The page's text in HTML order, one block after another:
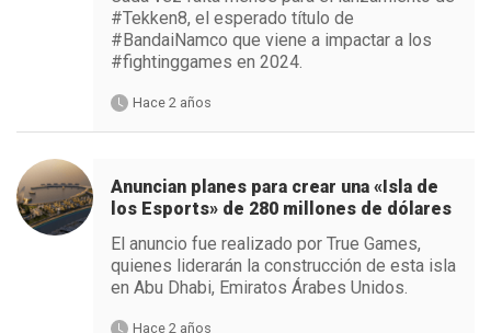
#Tekken8, el esperado título de
#BandaiNamco que viene a impactar a los
#fightinggames en 2024.
Hace 2 años
Anuncian planes para crear una «Isla de
los Esports» de 280 millones de dólares
El anuncio fue realizado por True Games,
quienes liderarán la construcción de esta isla
en Abu Dhabi, Emiratos Árabes Unidos.
Hace 2 años